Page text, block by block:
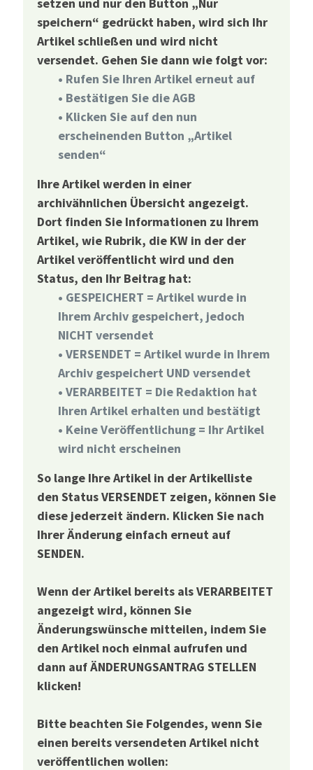
speichern“ gedrückt haben, wird sich Ihr
Artikel schließen und wird nicht
versendet. Gehen Sie dann wie folgt vor:
• Rufen Sie Ihren Artikel erneut auf
• Bestätigen Sie die AGB
• Klicken Sie auf den nun
erscheinenden Button „Artikel
senden“
Ihre Artikel werden in einer
archivähnlichen Übersicht angezeigt.
Dort finden Sie Informationen zu Ihrem
Artikel, wie Rubrik, die KW in der der
Artikel veröffentlicht wird und den
Status, den Ihr Beitrag hat:
• GESPEICHERT = Artikel wurde in
Ihrem Archiv gespeichert, jedoch
NICHT versendet
• VERSENDET = Artikel wurde in Ihrem
Archiv gespeichert UND versendet
• VERARBEITET = Die Redaktion hat
Ihren Artikel erhalten und bestätigt
• Keine Veröffentlichung = Ihr Artikel
wird nicht erscheinen
So lange Ihre Artikel in der Artikelliste
den Status VERSENDET zeigen, können Sie
diese jederzeit ändern. Klicken Sie nach
Ihrer Änderung einfach erneut auf
SENDEN.
Wenn der Artikel bereits als VERARBEITET
angezeigt wird, können Sie
Änderungswünsche mitteilen, indem Sie
den Artikel noch einmal aufrufen und
dann auf ÄNDERUNGSANTRAG STELLEN
klicken!
Bitte beachten Sie Folgendes, wenn Sie
einen bereits versendeten Artikel nicht
veröffentlichen wollen: